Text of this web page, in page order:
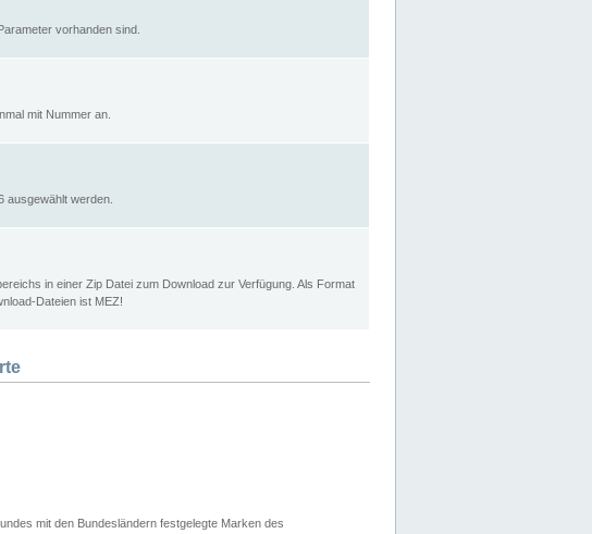
vorhanden sind.
mit Nummer an.
ausgewählt werden.
in einer Zip Datei zum Download zur Verfügung. Als Format
Dateien ist MEZ!
mit den Bundesländern festgelegte Marken des